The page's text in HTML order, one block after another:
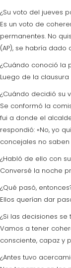
¿Su voto del jueves
Es un voto de
permanentes. No
(AP), se habría
¿Cuándo conoció la
Luego de la
¿Cuándo decidió su
Se conformó la
fui a donde el
respondió: «No, yo
concejales no
¿Habló de ello con
Conversé la noche
¿Qué pasó,
Ellos querían dar
¿Si las decisiones
Vamos a tener
consciente, capaz y
¿Antes tuvo